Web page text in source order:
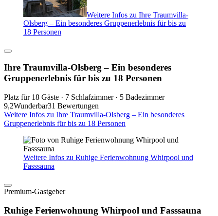
Weitere Infos zu Ihre Traumvilla-
Olsberg – Ein besonderes Gruppenerlebnis für bis zu
18 Personen
Ihre Traumvilla-Olsberg – Ein besonderes
Gruppenerlebnis für bis zu 18 Personen
Platz für 18 Gäste · 7 Schlafzimmer · 5 Badezimmer
9,2Wunderbar31 Bewertungen
Weitere Infos zu Ihre Traumvilla-Olsberg – Ein besonderes
Gruppenerlebnis für bis zu 18 Personen
Weitere Infos zu Ruhige Ferienwohnung Whirpool und
Fasssauna
Premium-Gastgeber
Ruhige Ferienwohnung Whirpool und Fasssauna